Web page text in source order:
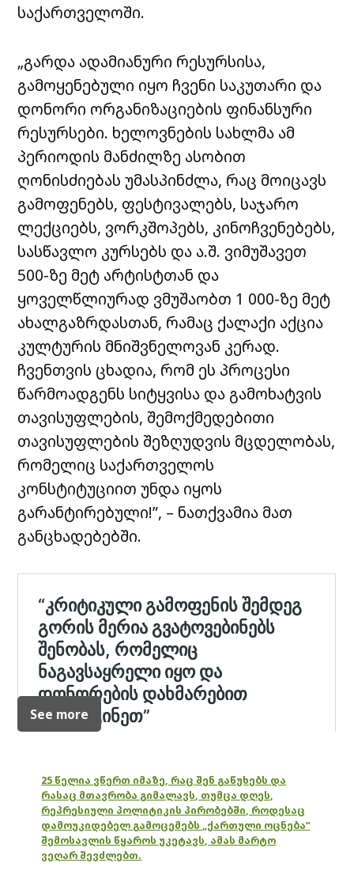
საქართველოში.
„გარდა ადამიანური რესურსისა,
გამოყენებული იყო ჩვენი საკუთარი და
დონორი ორგანიზაციების ფინანსური
რესურსები. ხელოვნების სახლმა ამ
პერიოდის მანძილზე ასობით
ღონისძიებას უმასპინძლა, რაც მოიცავს
გამოფენებს, ფესტივალებს, საჯარო
ლექციებს, ვორკშოპებს, კინოჩვენებებს,
სასწავლო კურსებს და ა.შ. ვიმუშავეთ
500-ზე მეტ არტისტთან და
ყოველწლიურად ვმუშაობთ 1 000-ზე მეტ
ახალგაზრდასთან, რამაც ქალაქი აქცია
კულტურის მნიშვნელოვან კერად.
ჩვენთვის ცხადია, რომ ეს პროცესი
წარმოადგენს სიტყვისა და გამოხატვის
თავისუფლების, შემოქმედებითი
თავისუფლების შეზღუდვის მცდელობას,
რომელიც საქართველოს
კონსტიტუციით უნდა იყოს
გარანტირებული!”, – ნათქვამია მათ
განცხადებებში.
See more
25 წელია ვწერთ იმაზე, რაც შენ გაწუხებს და
რასაც მთავრობა გიმალავს, თუმცა დღეს,
რეპრესიული პოლიტიკის პირობებში, როდესაც
დამოუკიდებელ გამოცემებს „ქართული ოცნება“
შემოსავლის წყაროს უკეტავს, ამას მარტო
ვეღარ შევძლებთ.